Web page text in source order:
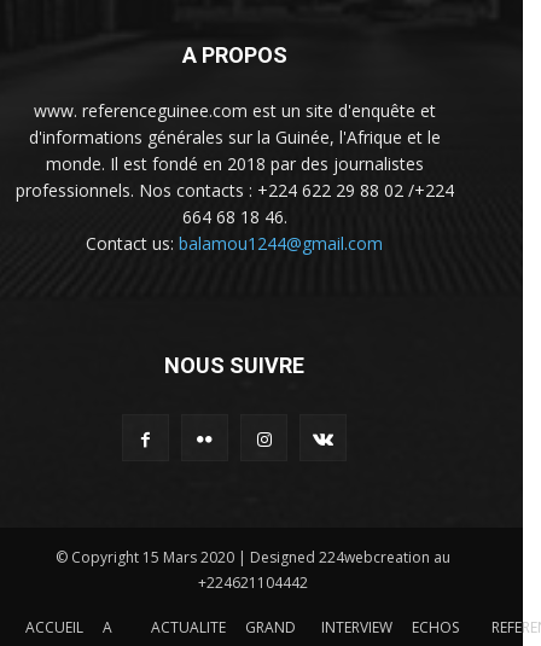
A PROPOS
www. referenceguinee.com est un site d'enquête et
d'informations générales sur la Guinée, l'Afrique et le
monde. Il est fondé en 2018 par des journalistes
professionnels. Nos contacts : +224 622 29 88 02 /+224
664 68 18 46.
Contact us: balamou1244@gmail.com
NOUS SUIVRE
© Copyright 15 Mars 2020 | Designed 224webcreation au
+224621104442
ACCUEIL
A
ACTUALITE
GRAND
INTERVIEW
ECHOS